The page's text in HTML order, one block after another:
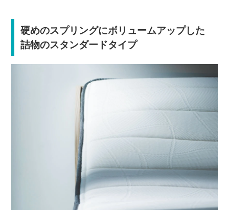
硬めのスプリングにボリュームアップした
詰物のスタンダードタイプ